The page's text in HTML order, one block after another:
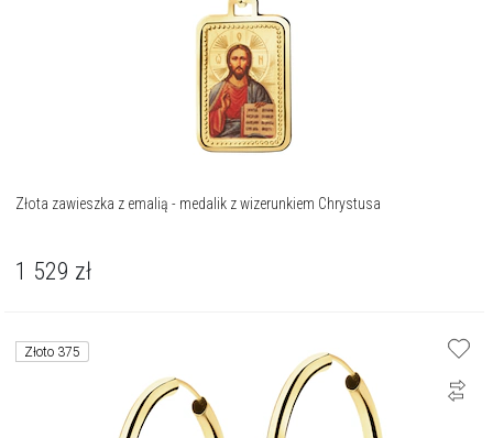
Złota zawieszka z emalią - medalik z wizerunkiem Chrystusa
1 529 zł
Złoto 375